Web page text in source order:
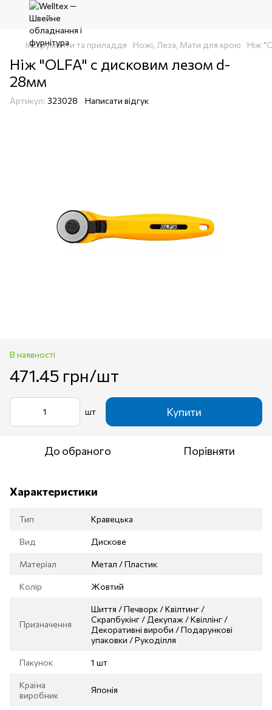
Інструменти та приладдя Ножі, Леза, Мати для крою Ніж
Ніж "OLFA" с дисковим лезом d-
28мм
Артикул: 323028 Написати відгук
В наявності
471.45 грн/шт
шт Купити
До обраного Порівняти
Характеристики
Тип Кравецька
Вид Дискове
Матеріал Метал / Пластик
Колір Жовтий
Призначення
Шиття / Печворк / Квілтинг /
Скрапбукінг / Декупаж / Квіллінг /
Декоративні вироби / Подарункові
упаковки / Рукоділля
Пакунок 1 шт
Країна
виробник
Японія